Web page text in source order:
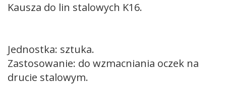
Kausza do lin stalowych K16.
Jednostka: sztuka.
Zastosowanie: do wzmacniania oczek na
drucie stalowym.